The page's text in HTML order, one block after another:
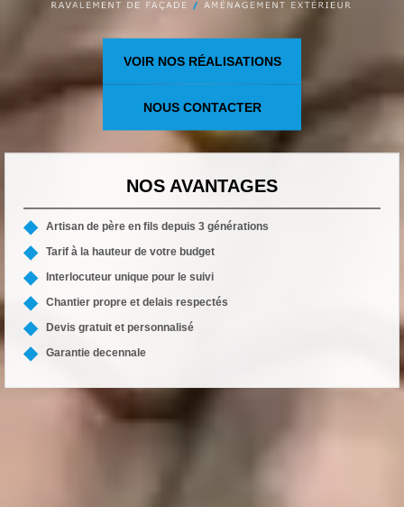
VOIR NOS RÉALISATIONS
NOUS CONTACTER
NOS AVANTAGES
Artisan de père en fils depuis 3 générations
Tarif à la hauteur de votre budget
Interlocuteur unique pour le suivi
Chantier propre et delais respectés
Devis gratuit et personnalisé
Garantie decennale